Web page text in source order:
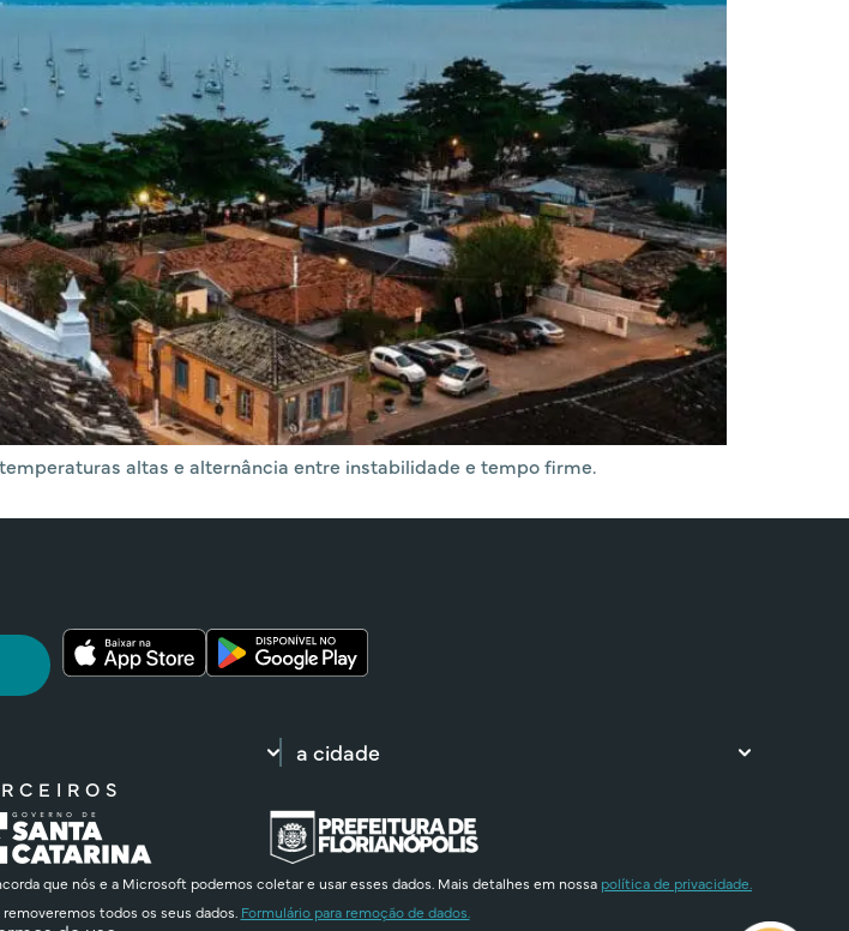
altas e alternância entre instabilidade e tempo firme.
a cidade
que nós e a Microsoft podemos coletar e usar esses dados. Mais detalhes em nossa política de privacidade.
todos os seus dados. Formulário para remoção de dados.